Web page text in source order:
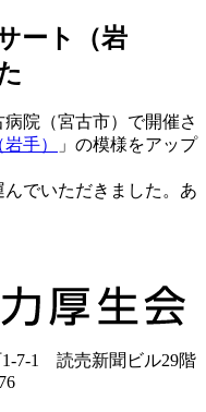
ート（岩
院（宮古市）で開催さ
手）
」の模様をアップ
でいただきました。あ
生
7-1 読売新聞ビル29階